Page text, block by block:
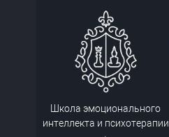
Школа эмоционального
интеллекта и психотерапии